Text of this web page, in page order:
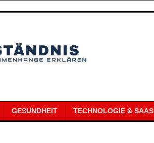
GESUNDHEIT TECHNOLOGIE & SAAS